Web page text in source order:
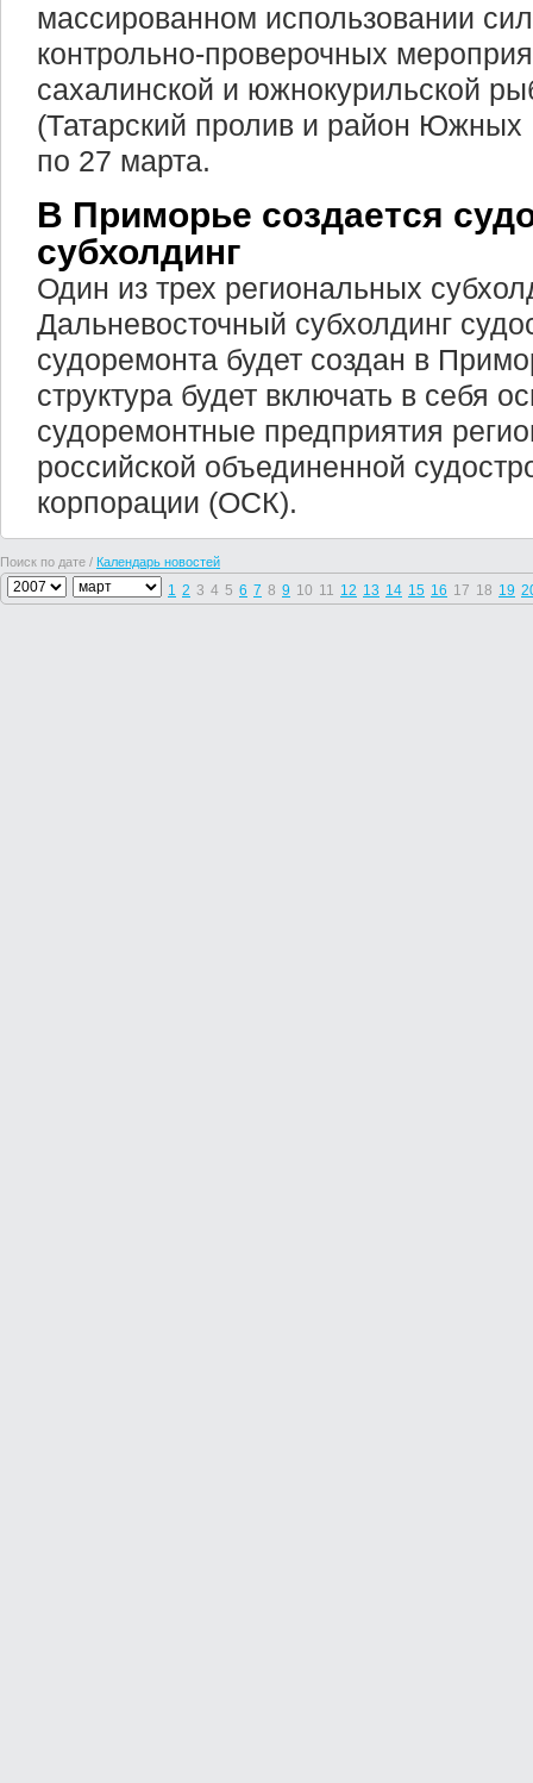
массированном использовании
контрольно-проверочных
сахалинской и южнокурильской
(Татарский пролив и район Южных
по 27 марта.
В Приморье создается
субхолдинг
Один из трех региональных
Дальневосточный субхолдинг
судоремонта будет создан в
структура будет включать в себя
судоремонтные предприятия
российской объединенной
корпорации (ОСК).
Поиск по дате / Календарь новостей
1 2 3 4 5 6 7 8 9 10 11 12 13 14 15 16 17 18 19